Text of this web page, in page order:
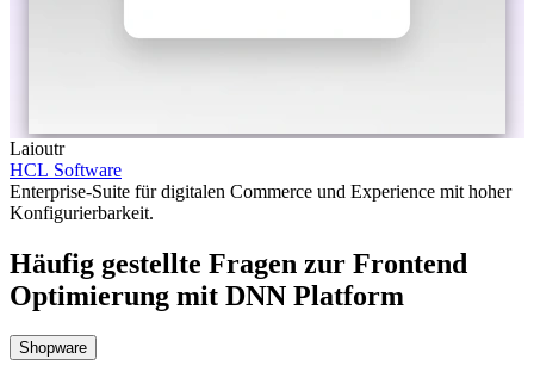
Laioutr
HCL Software
Enterprise-Suite für digitalen Commerce und Experience mit hoher
Konfigurierbarkeit.
Häufig gestellte Fragen zur Frontend
Optimierung mit DNN Platform
Shopware